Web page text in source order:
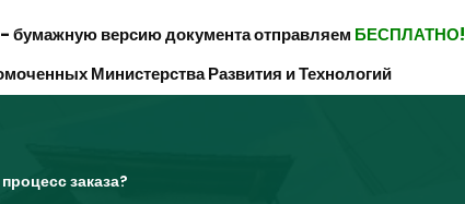
бумажную версию документа отправляем БЕСПЛАТНО!
Министерства Развития и Технологий
заказа?